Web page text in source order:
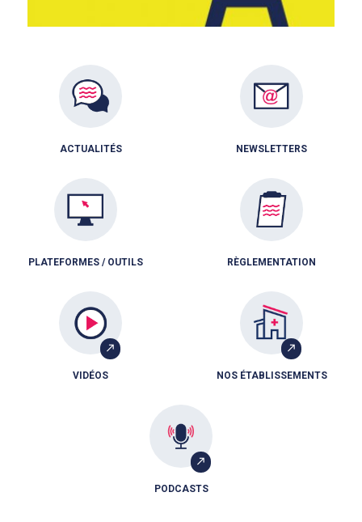
ACTUALITÉS NEWSLETTERS
PLATEFORMES / OUTILS RÈGLEMENTATION
VIDÉOS NOS ÉTABLISSEMENTS
PODCASTS